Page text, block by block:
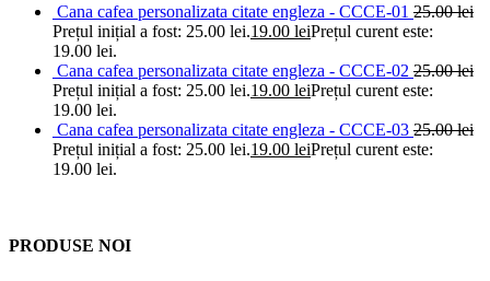
Cana cafea personalizata citate engleza - CCCE-01 25.00lei
Prețul inițial a fost: 25.00 lei.19.00 leiPrețul curent este:
19.00 lei.
Cana cafea personalizata citate engleza - CCCE-02 25.00lei
Prețul inițial a fost: 25.00 lei.19.00 leiPrețul curent este:
19.00 lei.
Cana cafea personalizata citate engleza - CCCE-03 25.00lei
Prețul inițial a fost: 25.00 lei.19.00 leiPrețul curent este:
19.00 lei.
PRODUSE NOI